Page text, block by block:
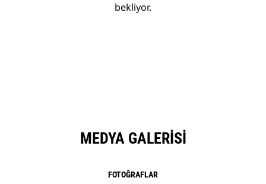
bekliyor.
MEDYA GALERISI
FOTOĞRAFLAR